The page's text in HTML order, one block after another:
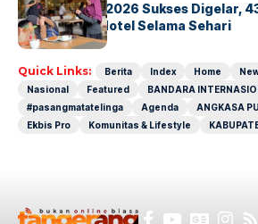
GM For A Day 2026 Sukses Digelar,
Operasional Hotel Selama Sehari
Quick Links: Berita Index Home
Nasional
Featured
BANDARA
#pasangmatatelinga
Agenda ANGKASA
Ekbis Pro
Komunitas & Lifestyle